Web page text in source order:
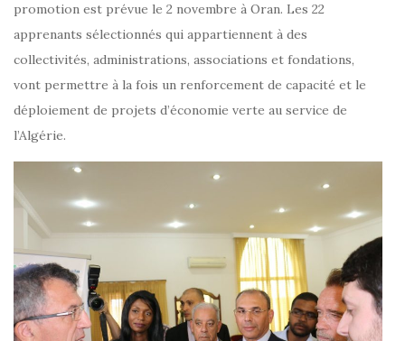
promotion est prévue le 2 novembre à Oran. Les 22
apprenants sélectionnés qui appartiennent à des
collectivités, administrations, associations et fondations,
vont permettre à la fois un renforcement de capacité et le
déploiement de projets d’économie verte au service de
l’Algérie.